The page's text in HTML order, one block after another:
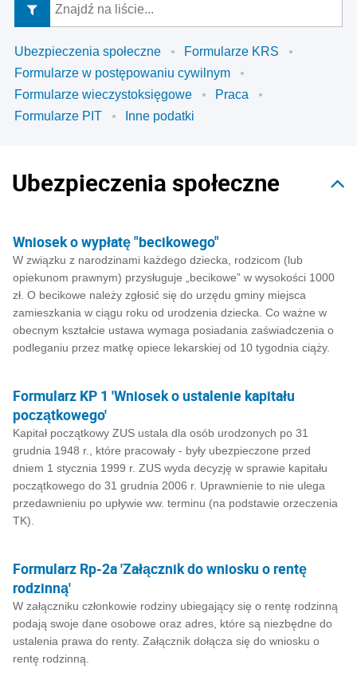
Ubezpieczenia społeczne
Formularze KRS
Formularze w postępowaniu cywilnym
Formularze wieczystoksięgowe
Praca
Formularze PIT
Inne podatki
Ubezpieczenia społeczne
Wniosek o wypłatę "becikowego"
W związku z narodzinami każdego dziecka, rodzicom (lub
opiekunom prawnym) przysługuje „becikowe” w wysokości 1000
zł. O becikowe należy zgłosić się do urzędu gminy miejsca
zamieszkania w ciągu roku od urodzenia dziecka. Co ważne w
obecnym kształcie ustawa wymaga posiadania zaświadczenia o
podleganiu przez matkę opiece lekarskiej od 10 tygodnia ciąży.
Formularz KP 1 'Wniosek o ustalenie kapitału
początkowego'
Kapitał początkowy ZUS ustala dla osób urodzonych po 31
grudnia 1948 r., które pracowały - były ubezpieczone przed
dniem 1 stycznia 1999 r. ZUS wyda decyzję w sprawie kapitału
początkowego do 31 grudnia 2006 r. Uprawnienie to nie ulega
przedawnieniu po upływie ww. terminu (na podstawie orzeczenia
TK).
Formularz Rp-2a 'Załącznik do wniosku o rentę
rodzinną'
W załączniku członkowie rodziny ubiegający się o rentę rodzinną
podają swoje dane osobowe oraz adres, które są niezbędne do
ustalenia prawa do renty. Załącznik dołącza się do wniosku o
rentę rodzinną.